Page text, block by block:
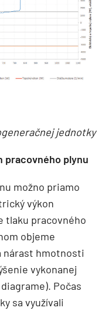
jednotky
pracovného plynu
možno priamo
výkon
tlaku pracovného
objeme
nárast hmotnosti
vykonanej
Počas
sa využívali